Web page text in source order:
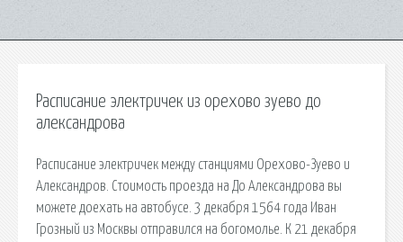
Расписание электричек из орехово зуево до
александрова
Расписание электричек между станциями Орехово-Зуево и
Александров. Стоимость проезда на До Александрова вы
можете доехать на автобусе. 3 декабря 1564 года Иван
Грозный из Москвы отправился на богомолье. К 21 декабря